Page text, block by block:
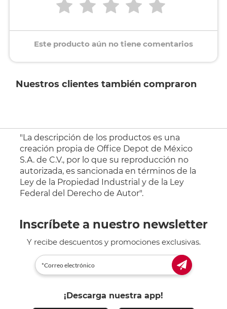
Este producto aún no tiene comentarios
Nuestros clientes también compraron
"La descripción de los productos es una
creación propia de Office Depot de México
S.A. de C.V., por lo que su reproducción no
autorizada, es sancionada en términos de la
Ley de la Propiedad Industrial y de la Ley
Federal del Derecho de Autor".
Inscríbete a nuestro newsletter
Y recibe descuentos y promociones exclusivas.
¡Descarga nuestra app!